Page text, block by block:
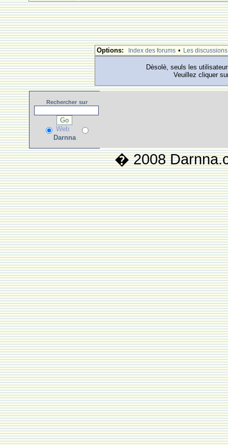
Options: Index des forums • Les discussions
Dèsolè, seuls les
Veuillez cliquer
Rechercher sur
Web
Darnna
� 2008